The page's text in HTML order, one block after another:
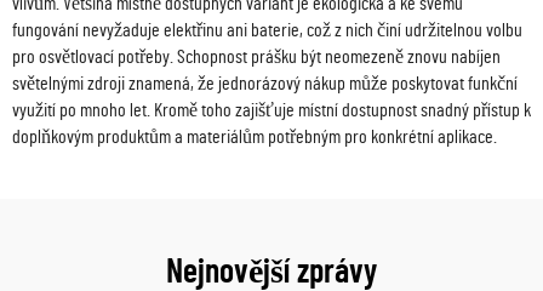
fungování nevyžaduje elektřinu ani baterie, což z nich činí udržitelnou volbu
pro osvětlovací potřeby. Schopnost prášku být neomezeně znovu nabíjen
světelnými zdroji znamená, že jednorázový nákup může poskytovat funkční
využití po mnoho let. Kromě toho zajišťuje místní dostupnost snadný přístup k
doplňkovým produktům a materiálům potřebným pro konkrétní aplikace.
Nejnovější zprávy